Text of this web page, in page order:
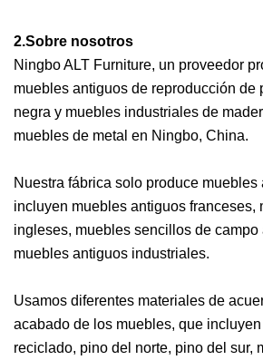
2.Sobre nosotros
Ningbo ALT Furniture, un proveedor
muebles antiguos de reproducción de
negra y muebles industriales de
muebles de metal en Ningbo, China.
Nuestra fábrica solo produce muebles
incluyen muebles antiguos franceses,
ingleses, muebles sencillos de campo
muebles antiguos industriales.
Usamos diferentes materiales de
acabado de los muebles, que
reciclado, pino del norte, pino del sur,